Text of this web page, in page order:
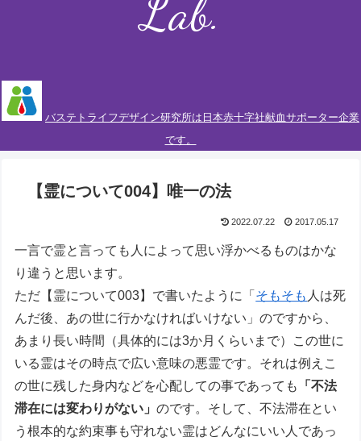
Lab.
バステトライフデザイン研究所は日本赤十字社献血サポーター企業
です。
【霊について004】唯一の法
2022.07.22 2017.05.17
一言で霊と言っても人によって思い浮かべるものはかな
り違うと思います。
ただ【霊について003】で書いたように「 そもそも 人は死
んだ後、あの世に行かなければいけない」のですから、
あまり長い時間（具体的には3か月くらいまで）この世に
いる霊はその時点で広い意味の悪霊です。それは例えこ
の世に残した身内などを心配しての事であっても
「不法
滞在には変わりがない」のです。そして、不法滞在とい
う根本的な約束事も守れない霊はどんなにいい人であっ